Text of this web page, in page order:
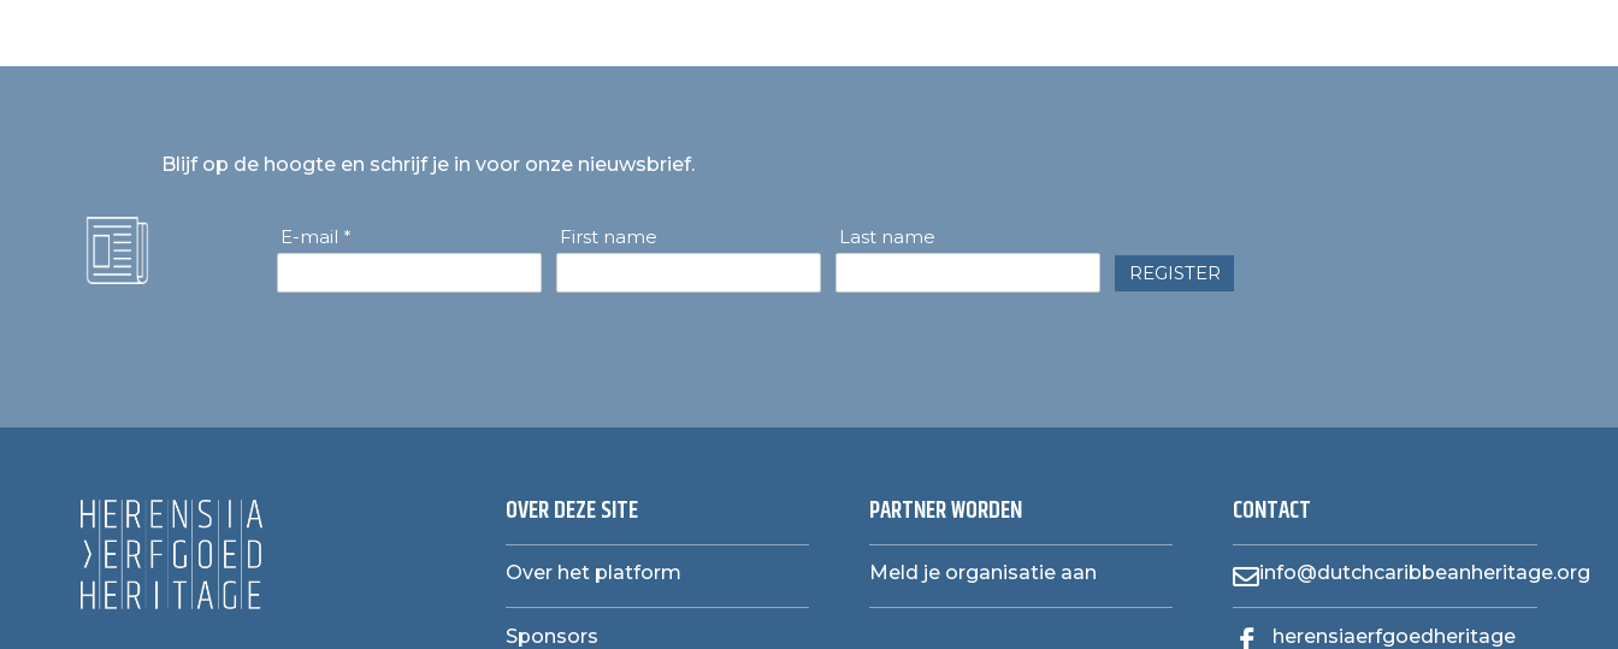
Blijf op de hoogte en schrijf je in voor onze nieuwsbrief.
E-mail * First name
Last name
REGISTER
OVER DEZE SITE
Over het platform
Sponsors
PARTNER WORDEN
Meld je organisatie aan
CONTACT
info@dutchcaribbeanheritage.org
 herensiaerfgoedheritage